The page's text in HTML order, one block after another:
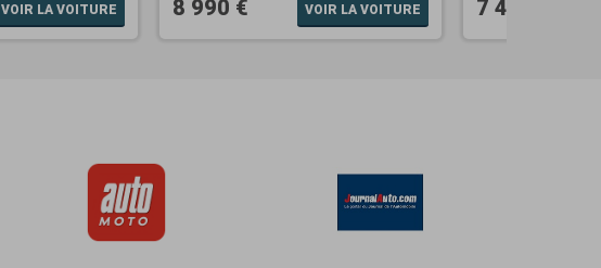
VOIR LA VOITURE 8 990 € VOIR LA VOITURE 7 490 €